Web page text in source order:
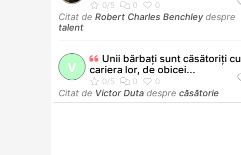
Citat de Robert Charles Benchleydespre
talent
V
Unii bărbați sunt căsătoriți cu
cariera lor, de obicei...
Citat de Victor Duta despre căsătorie